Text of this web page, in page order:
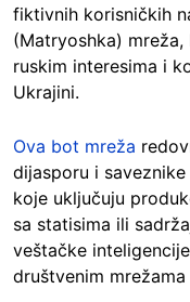
fiktivnih korisničkih
(Matryoshka)
ruskim interesima i
Ukrajini.
Ova bot mreža
dijasporu i
koje uključuju
sa statisima ili
veštačke
društvenim